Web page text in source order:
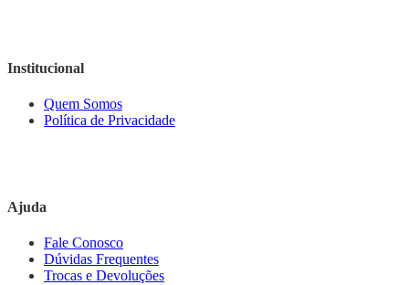
Institucional
Quem Somos
Política de Privacidade
Ajuda
Fale Conosco
Dúvidas Frequentes
Trocas e Devoluções